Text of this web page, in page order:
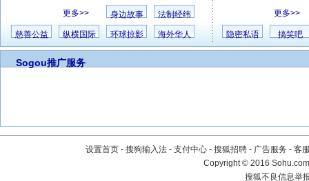
更多>> 身边故事 法制经纬
慈善公益 纵横国际 环球掠影 海外华人
更多>>
隐密私语 搞笑吧
Sogou推广服务
设置首页 - 搜狗输入法 - 支付中心 - 搜狐招聘 - 广告服务 - 客
Copyright©2016
搜狐不良信息举